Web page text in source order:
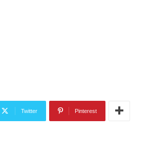
Twitter Pinterest